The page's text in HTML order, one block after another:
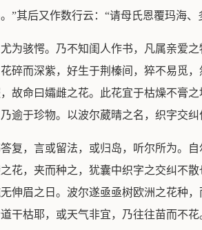
”其后又作数行云：“请母氏恩覆玛海
为骇愕。乃不知闺人作书，凡属亲爱
碎而深紫，好生于荆榛间，猝不易觅
故命曰孀雌之花。此花宜于枯燥不膏
逾于珍物。以波尔葳晴之名，织字交纠
复，言或留法，或归岛，听尔所为。
花，夹而种之，犹囊中织字之交纠不
伸眉之日。波尔遂亟亟树欧洲之花种
干枯耶，或天气非宜，乃往往苗而不花